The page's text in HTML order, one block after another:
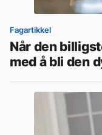
Fagartikkel
Når den
med å bli den